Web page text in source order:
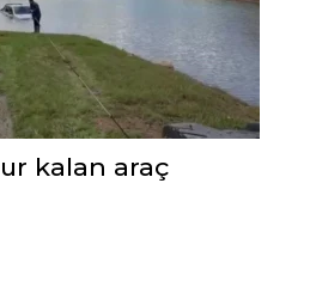
kalan araç